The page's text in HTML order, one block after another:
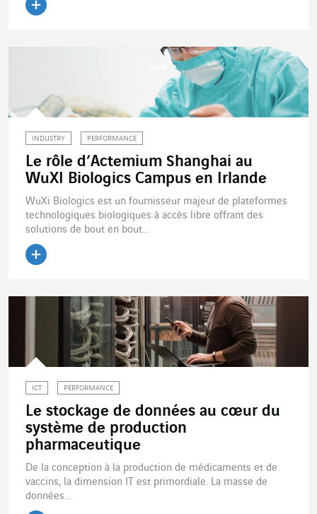
INDUSTRY PERFORMANCE
Le rôle d’Actemium Shanghai au
WuXI Biologics Campus en Irlande
WuXi Biologics est un fournisseur majeur de plateformes
technologiques biologiques à accès libre offrant des
solutions de bout en bout...
ICT PERFORMANCE
Le stockage de données au cœur du
système de production
pharmaceutique
De la conception à la production de médicaments et de
vaccins, la dimension IT est primordiale. La masse de
données...